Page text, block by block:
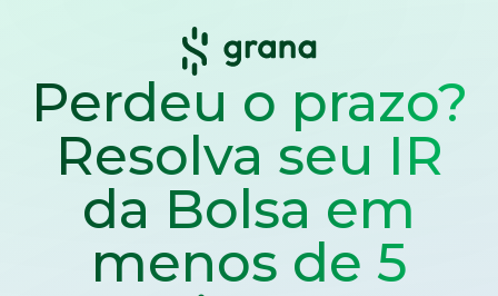
Perdeu o prazo?
Resolva seu IR
da Bolsa em
menos de 5